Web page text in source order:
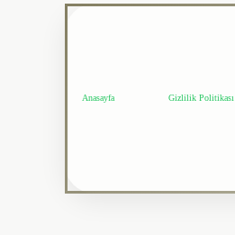
Anasayfa Gizlilik Politikası